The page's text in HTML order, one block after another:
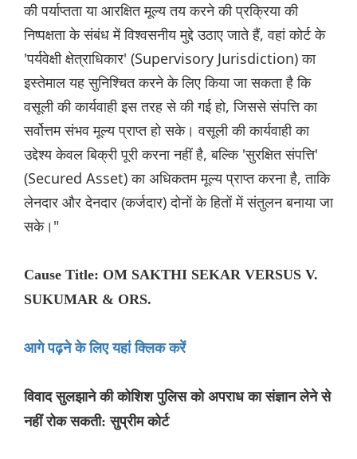
की पर्याप्तता या आरक्षित मूल्य तय करने की प्रक्रिया की
निष्पक्षता के संबंध में विश्वसनीय मुद्दे उठाए जाते हैं, वहां कोर्ट के
'पर्यवेक्षी क्षेत्राधिकार' (Supervisory Jurisdiction) का
इस्तेमाल यह सुनिश्चित करने के लिए किया जा सकता है कि
वसूली की कार्यवाही इस तरह से की गई हो, जिससे संपत्ति का
सर्वोत्तम संभव मूल्य प्राप्त हो सके। वसूली की कार्यवाही का
उद्देश्य केवल बिक्री पूरी करना नहीं है, बल्कि 'सुरक्षित संपत्ति'
(Secured Asset) का अधिकतम मूल्य प्राप्त करना है, ताकि
लेनदार और देनदार (कर्जदार) दोनों के हितों में संतुलन बनाया जा
सके।"
Cause Title: OM SAKTHI SEKAR VERSUS V.
SUKUMAR & ORS.
आगे पढ़ने के लिए यहां क्लिक करें
विवाद सुलझाने की कोशिश पुलिस को अपराध का संज्ञान लेने से
नहीं रोक सकती: सुप्रीम कोर्ट